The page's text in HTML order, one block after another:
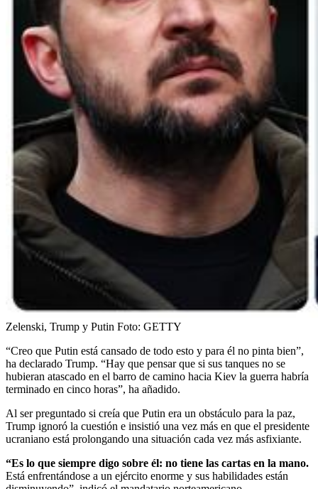
Zelenski, Trump y Putin Foto: GETTY
“Creo que Putin está cansado de todo esto y para él no pinta bien”,
ha declarado Trump. “Hay que pensar que si sus tanques no se
hubieran atascado en el barro de camino hacia Kiev la guerra habría
terminado en cinco horas”, ha añadido.
Al ser preguntado si creía que Putin era un obstáculo para la paz,
Trump ignoró la cuestión e insistió una vez más en que el presidente
ucraniano está prolongando una situación cada vez más asfixiante.
“Es lo que siempre digo sobre él: no tiene las cartas en la mano.
Está enfrentándose a un ejército enorme y sus habilidades están